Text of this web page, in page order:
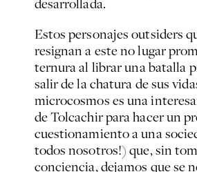
desarrollada.
Estos personajesoutsiders
resignan a este no lugar
ternura al librar una batalla
salir de la chatura de sus
microcosmos es una
de Tolcachir para hacer un
cuestionamiento a una
todos nosotros!) que, sin
conciencia, dejamos que se